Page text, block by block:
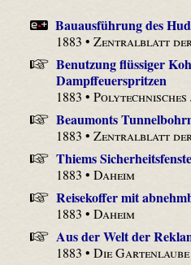
Bauausführung des
1883 •Zentralblatt
Benutzung flüssiger
Dampffeuerspritzen
1883 •
Beaumonts
1883 •Zentralblatt
Thiems
1883 •Daheim
Reisekoffer mit
1883 •Daheim
Aus der Welt der
1883 •Die Gartenlaube